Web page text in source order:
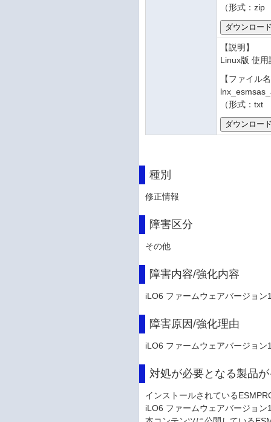
（形式：
【説明】
Linux版 使用
【ファイル
（形式：txt
種別
修正情報
障害区分
その他
障害内容/強化内容
iLO6 ファームウェアバージョ
障害原因/強化理由
iLO6 ファームウェアバージョ
対処が必要となる製品
インストールされている
iLO6 ファームウェアバージョ